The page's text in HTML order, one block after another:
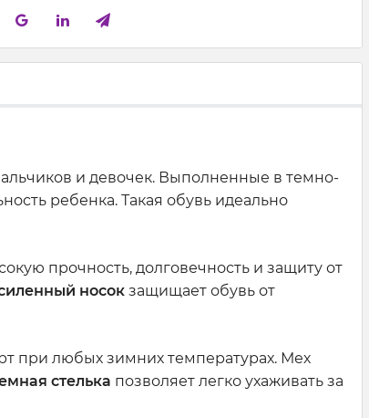
и девочек. Выполненные в темно-
ребенка. Такая обувь идеально
прочность, долговечность и защиту от
носок защищает обувь от
при любых зимних температурах. Мех
стелька позволяет легко ухаживать за